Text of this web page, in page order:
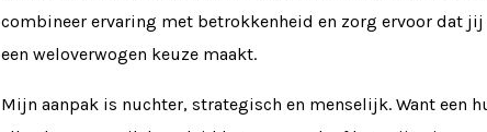
combineer ervaring met betrokkenheid en zorg ervoor dat
een weloverwogen keuze maakt.
Mijn aanpak is nuchter, strategisch en menselijk. Want een